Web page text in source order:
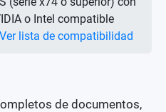
o Intel compatible
Ver lista de compatibilidad
de documentos,